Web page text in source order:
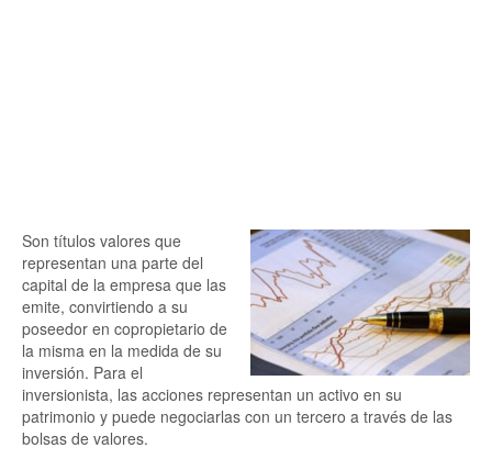
Son títulos valores que
representan una parte del
capital de la empresa que las
emite, convirtiendo a su
poseedor en copropietario de
la misma en la medida de su
inversión. Para el
inversionista, las acciones representan un activo en su
patrimonio y puede negociarlas con un tercero a través de las
bolsas de valores.